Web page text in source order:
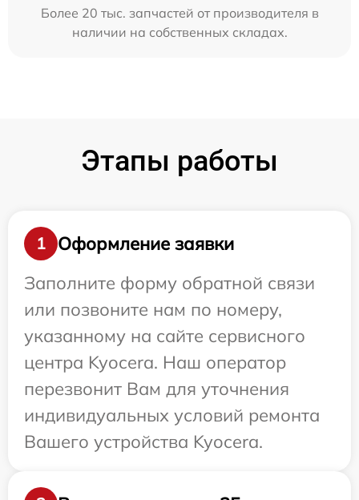
Более 20 тыс. запчастей от производителя в
наличии на собственных складах.
Этапы работы
1
Оформление заявки
Заполните форму обратной связи
или позвоните нам по номеру,
указанному на сайте сервисного
центра Kyocera. Наш оператор
перезвонит Вам для уточнения
индивидуальных условий ремонта
Вашего устройства Kyocera.